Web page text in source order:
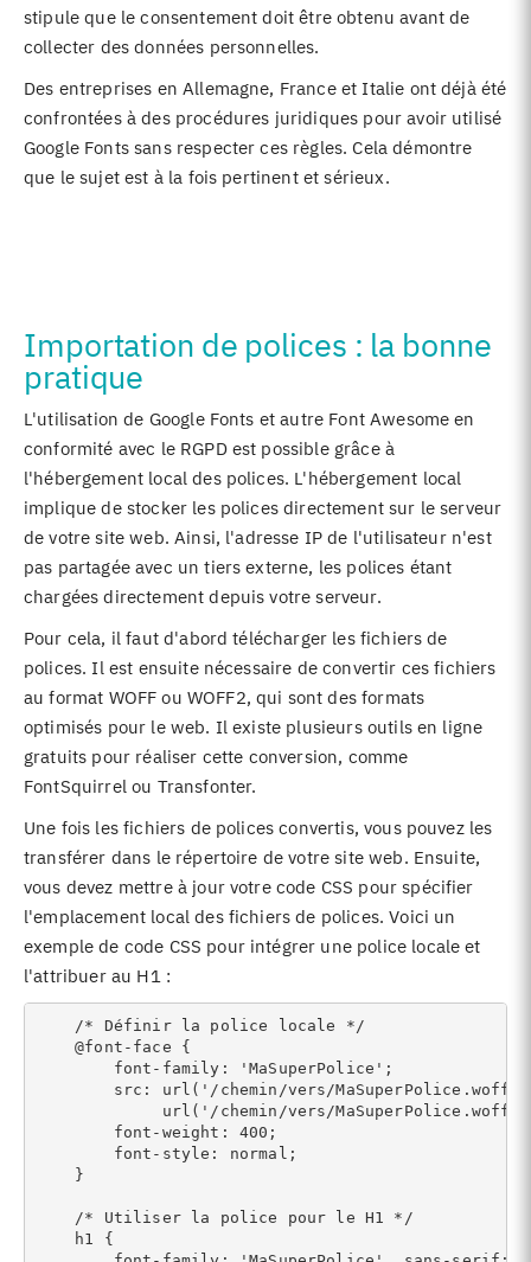
stipule que le consentement doit être obtenu avant de
collecter des données personnelles.
Des entreprises en Allemagne, France et Italie ont déjà été
confrontées à des procédures juridiques pour avoir utilisé
Google Fonts sans respecter ces règles. Cela démontre
que le sujet est à la fois pertinent et sérieux.
Importation de polices : la bonne
pratique
L'utilisation de Google Fonts et autre Font Awesome en
conformité avec le RGPD est possible grâce à
l'hébergement local des polices. L'hébergement local
implique de stocker les polices directement sur le serveur
de votre site web. Ainsi, l'adresse IP de l'utilisateur n'est
pas partagée avec un tiers externe, les polices étant
chargées directement depuis votre serveur.
Pour cela, il faut d'abord télécharger les fichiers de
polices. Il est ensuite nécessaire de convertir ces fichiers
au format WOFF ou WOFF2, qui sont des formats
optimisés pour le web. Il existe plusieurs outils en ligne
gratuits pour réaliser cette conversion, comme
FontSquirrel ou Transfonter.
Une fois les fichiers de polices convertis, vous pouvez les
transférer dans le répertoire de votre site web. Ensuite,
vous devez mettre à jour votre code CSS pour spécifier
l'emplacement local des fichiers de polices. Voici un
exemple de code CSS pour intégrer une police locale et
l'attribuer au H1 :
    /* Définir la police locale */
    @font-face {
        font-family: 'MaSuperPolice';
src: url('/chemin/vers/
url('/chemin/vers/
        font-weight: 400;
        font-style: normal;
    }
    /* Utiliser la police pour le H1 */
    h1 {